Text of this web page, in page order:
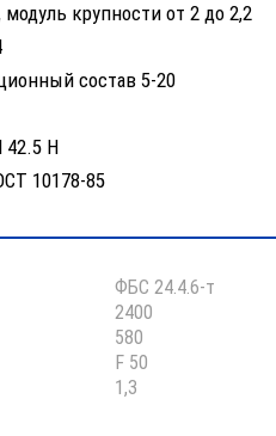
модуль крупности от 2 до 2,2
состав 5-20
Н
10178-85
ФБС 24.4.6-т
2400
580
F 50
1,3